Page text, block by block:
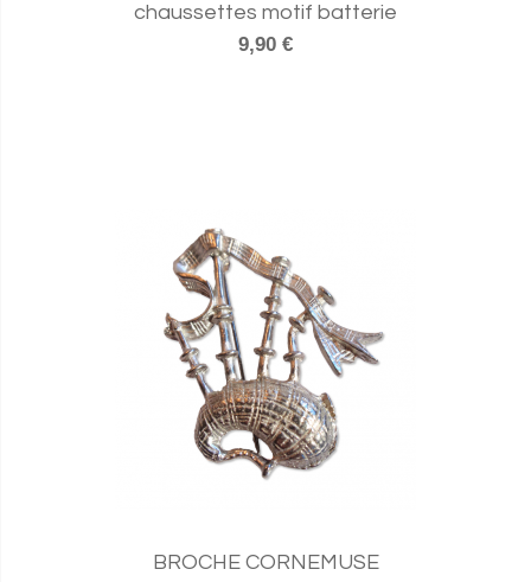
chaussettes motif batterie
9,90 €
BROCHE CORNEMUSE